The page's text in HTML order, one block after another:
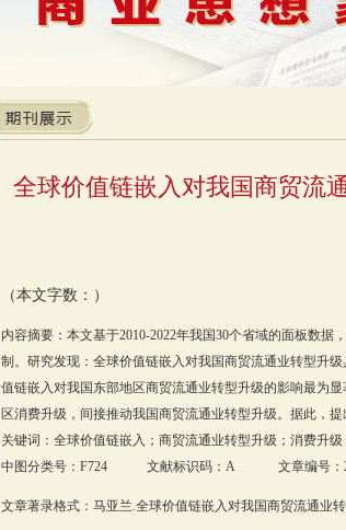
全球价值链嵌入对我国商贸
（本文字数：）
内容摘要：本文基于2010-2022年我国30个省域的面板数
制。研究发现：全球价值链嵌入对我国商贸流通业转型升
值链嵌入对我国东部地区商贸流通业转型升级的影响最为
区消费升级，间接推动我国商贸流通业转型升级。据此，提
关键词：全球价值链嵌入；商贸流通业转型升级；消费升级
中图分类号：F724 文献标识码：A 文章编号：
文章著录格式：马亚兰.全球价值链嵌入对我国商贸流通业